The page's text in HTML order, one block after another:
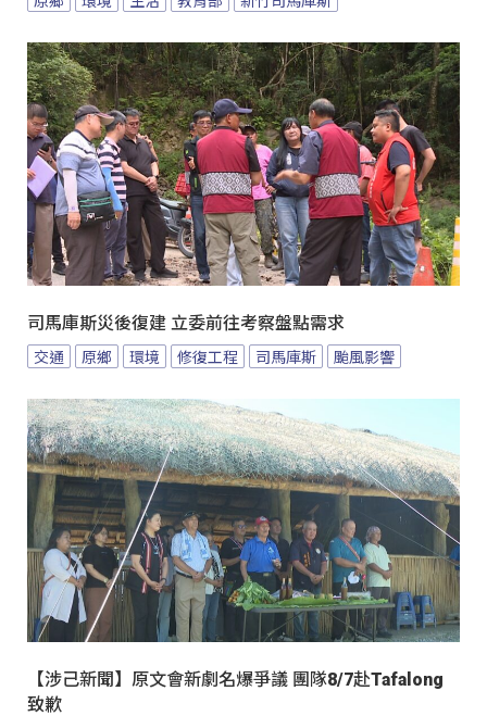
司馬庫斯災後復建 立委前往考察盤點需求
交通 原鄉 環境 修復工程 司馬庫斯 颱風影響
【涉己新聞】原文會新劇名爆爭議 團隊8/7赴Tafalong
致歉